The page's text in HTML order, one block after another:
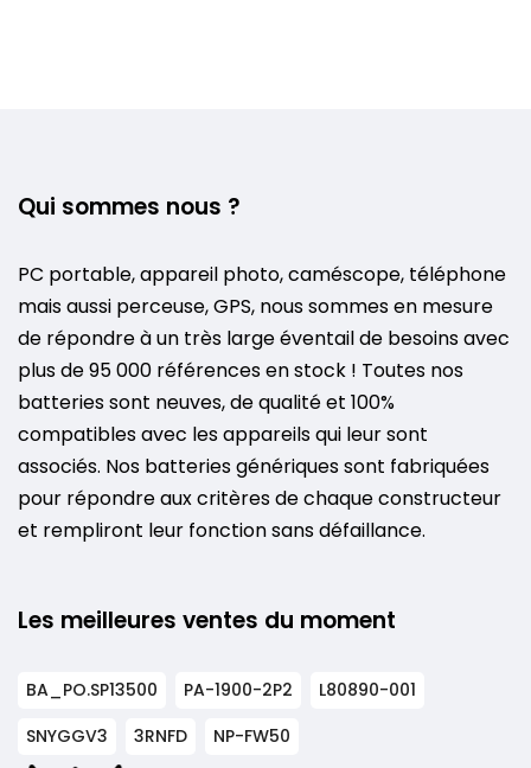
Qui sommes nous ?
PC portable, appareil photo, caméscope, téléphone
mais aussi perceuse, GPS, nous sommes en mesure
de répondre à un très large éventail de besoins avec
plus de 95 000 références en stock ! Toutes nos
batteries sont neuves, de qualité et 100%
compatibles avec les appareils qui leur sont
associés. Nos batteries génériques sont fabriquées
pour répondre aux critères de chaque constructeur
et rempliront leur fonction sans défaillance.
Les meilleures ventes du moment
BA_PO.SP13500 PA-1900-2P2
L80890-001
SNYGGV3
3RNFD NP-FW50